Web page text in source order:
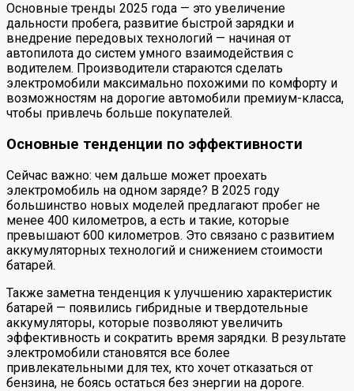
Основные тренды 2025 года — это увеличение
дальности пробега, развитие быстрой зарядки и
внедрение передовых технологий — начиная от
автопилота до систем умного взаимодействия с
водителем. Производители стараются сделать
электромобили максимально похожими по комфорту и
возможностям на дорогие автомобили премиум-класса,
чтобы привлечь больше покупателей.
Основные тенденции по эффективности
Сейчас важно: чем дальше может проехать
электромобиль на одном заряде? В 2025 году
большинство новых моделей предлагают пробег не
менее 400 километров, а есть и такие, которые
превышают 600 километров. Это связано с развитием
аккумуляторных технологий и снижением стоимости
батарей.
Также заметна тенденция к улучшению характеристик
батарей — появились гибридные и твердотельные
аккумуляторы, которые позволяют увеличить
эффективность и сократить время зарядки. В результате
электромобили становятся все более
привлекательными для тех, кто хочет отказаться от
бензина, не боясь остаться без энергии на дороге.